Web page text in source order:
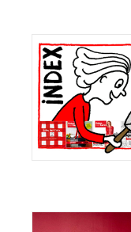
Primaire
Sidebar